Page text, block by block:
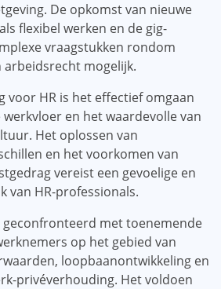
De opkomst van nieuwe
flexibel werken en de gig-
vraagstukken rondom
mogelijk.
voor HR is het effectief omgaan
en het waardevolle van
Het oplossen van
en het voorkomen van
vereist een gevoelige en
van HR-professionals.
geconfronteerd met toenemende
op het gebied van
loopbaanontwikkeling en
privéverhouding. Het voldoen